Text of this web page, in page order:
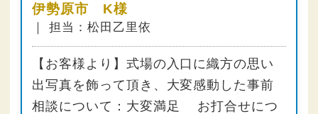
伊勢原市 K様
｜ 担当：松田乙里依
【お客様より】式場の入口に織方の思い
出写真を飾って頂き、大変感動した事前
相談について：大変満足 お打合せにつ